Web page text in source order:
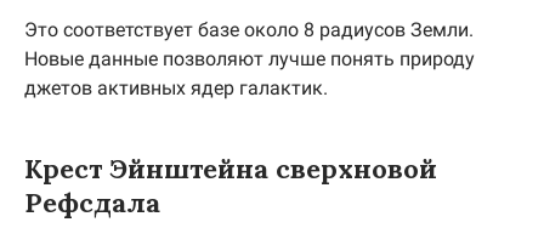
Это соответствует базе около 8 радиусов Земли.
Новые данные позволяют лучше понять природу
джетов активных ядер галактик.
Крест Эйнштейна сверхновой
Рефсдала